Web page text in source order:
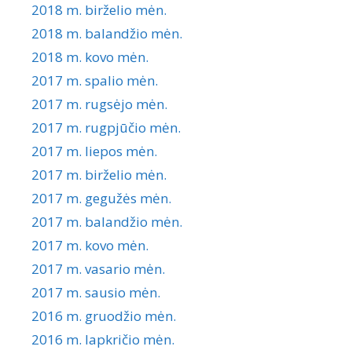
2018 m. birželio mėn.
2018 m. balandžio mėn.
2018 m. kovo mėn.
2017 m. spalio mėn.
2017 m. rugsėjo mėn.
2017 m. rugpjūčio mėn.
2017 m. liepos mėn.
2017 m. birželio mėn.
2017 m. gegužės mėn.
2017 m. balandžio mėn.
2017 m. kovo mėn.
2017 m. vasario mėn.
2017 m. sausio mėn.
2016 m. gruodžio mėn.
2016 m. lapkričio mėn.